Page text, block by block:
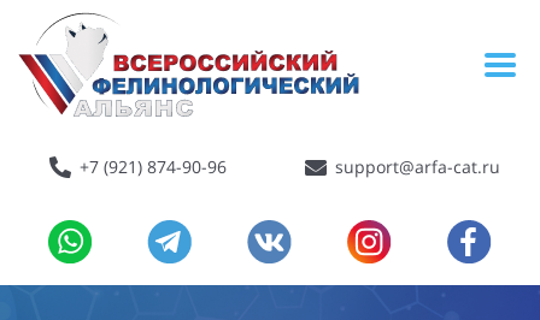
+7 (921) 874-90-96 support@arfa-cat.ru